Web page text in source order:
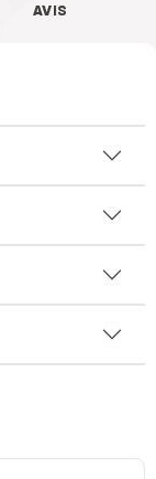
AVIS